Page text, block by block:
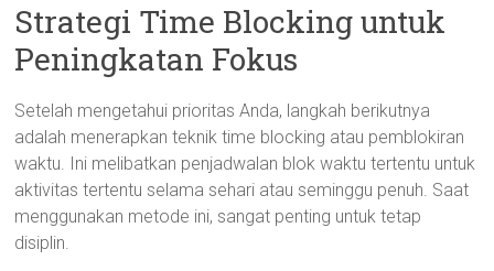
Strategi Time Blocking untuk
Peningkatan Fokus
Setelah mengetahui prioritas Anda, langkah berikutnya
adalah menerapkan teknik time blocking atau pemblokiran
waktu. Ini melibatkan penjadwalan blok waktu tertentu untuk
aktivitas tertentu selama sehari atau seminggu penuh. Saat
menggunakan metode ini, sangat penting untuk tetap
disiplin.